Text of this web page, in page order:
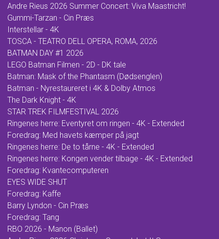
Andre Rieus 2026 Summer Concert: Viva Maastricht!
Gummi-Tarzan - Cin Præs
Interstellar - 4K
TOSCA - TEATRO DELL OPERA, ROMA, 2026
BATMAN DAY #1 2026
LEGO Batman Filmen - 2D - DK tale
Batman: Mask of the Phantasm (Dødsenglen)
Batman - Nyrestaureret i 4K & Dolby Atmos
The Dark Knight - 4K
STAR TREK FILMFESTIVAL 2026
Ringenes herre: Eventyret om ringen - 4K - Extended
Foredrag: Med havets kæmper på jagt
Ringenes herre: De to tårne - 4K - Extended
Ringenes herre: Kongen vender tilbage - 4K - Extended
Foredrag: Kvantecomputeren
EYES WIDE SHUT
Foredrag: Kaffe
Barry Lyndon - Cin Præs
Foredrag: Tang
RBO 2026 - Manon (Ballet)